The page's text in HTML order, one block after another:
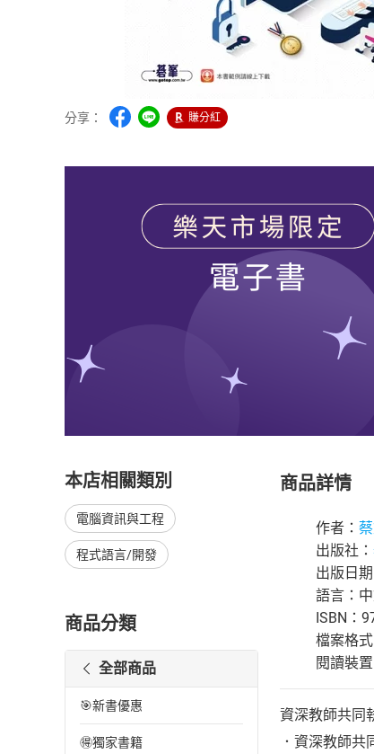
分享： 賺分紅
本店相關類別
電腦資訊與工程
程式語言/開發
商品分類
全部商品
🎯新書優惠
🉐獨家書籍
商品詳情
作者：
出版社：
出版日
語言：
ISBN：
檔案格
閱讀裝
資深教師共同
．資深教師